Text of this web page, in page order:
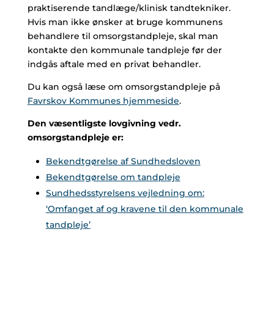
praktiserende tandlæge/klinisk tandtekniker.
Hvis man ikke ønsker at bruge kommunens
behandlere til omsorgstandpleje, skal man
kontakte den kommunale tandpleje før der
indgås aftale med en privat behandler.
Du kan også læse om omsorgstandpleje på
Favrskov Kommunes hjemmeside.
Den væsentligste lovgivning vedr.
omsorgstandpleje er:
Bekendtgørelse af Sundhedsloven
Bekendtgørelse om tandpleje
Sundhedsstyrelsens vejledning om:
‘Omfanget af og kravene til den kommunale
tandpleje’